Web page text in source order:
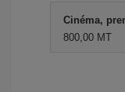
Cinéma,
800,00 MT